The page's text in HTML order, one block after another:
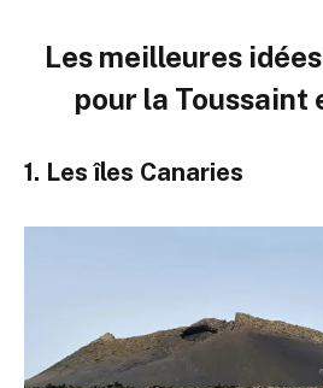
Les meilleures
pour la Toussaint
1. Les îles Canaries